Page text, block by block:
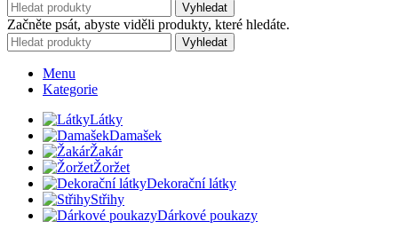
Vyhledat
Začněte psát, abyste viděli produkty, které hledáte.
Vyhledat
Menu
Kategorie
Látky
Damašek
Žakár
Žoržet
Dekorační látky
Střihy
Dárkové poukazy